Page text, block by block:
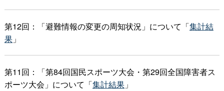
第12回：「避難情報の変更の周知状況」について「集計結
果」
第11回：「第84回国民スポーツ大会・第29回全国障害者ス
ポーツ大会」について「集計結果」